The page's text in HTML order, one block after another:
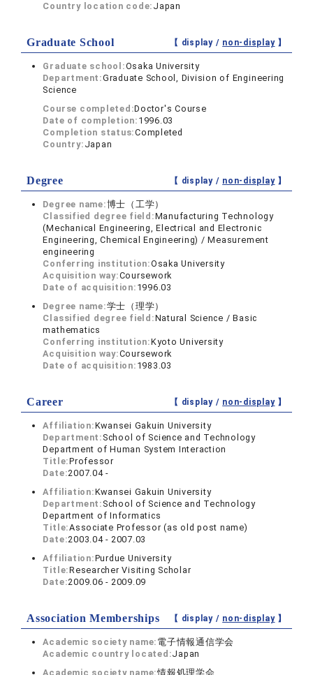
Country location code: Japan
Graduate School 【 display / non-display】
Graduate school:Osaka University
Department:Graduate School, Division of Engineering
Science
Course completed:Doctor's Course
Date of completion: 1996.03
Completion status:Completed
Country: Japan
Degree 【 display / non-display】
Degree name:博士（工学）
Classified degree field:Manufacturing Technology
(Mechanical Engineering, Electrical and Electronic
Engineering, Chemical Engineering) / Measurement
engineering
Conferring institution:Osaka University
Acquisition way:Coursework
Date of acquisition: 1996.03
Degree name:学士（理学）
Classified degree field:Natural Science / Basic
mathematics
Conferring institution:Kyoto University
Acquisition way:Coursework
Date of acquisition: 1983.03
Career 【 display / non-display】
Affiliation:Kwansei Gakuin University
Department: School of Science and Technology
Department of Human System Interaction
Title:Professor
Date:2007.04 -
Affiliation:Kwansei Gakuin University
Department: School of Science and Technology
Department of Informatics
Title:Associate Professor (as old post name)
Date:2003.04 - 2007.03
Affiliation:Purdue University
Title:Researcher Visiting Scholar
Date:2009.06 - 2009.09
Association Memberships 【 display / non-display】
Academic society name: 電子情報通信学会
Academic country located:Japan
Academic society name:情報処理学会